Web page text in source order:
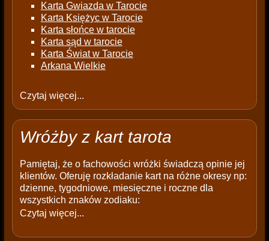
Karta Gwiazda w Tarocie
Karta Księżyc w Tarocie
Karta słońce w tarocie
Karta sąd w tarocie
Karta Świat w Tarocie
Arkana Wielkie
Czytaj więcej...
Wróżby z kart tarota
Pamiętaj, że o fachowości wróżki świadczą opinie jej
klientów. Oferuję rozkładanie kart na różne okresy np:
dzienne, tygodniowe, miesięczne i roczne dla
wszystkich znaków zodiaku:
Czytaj więcej...